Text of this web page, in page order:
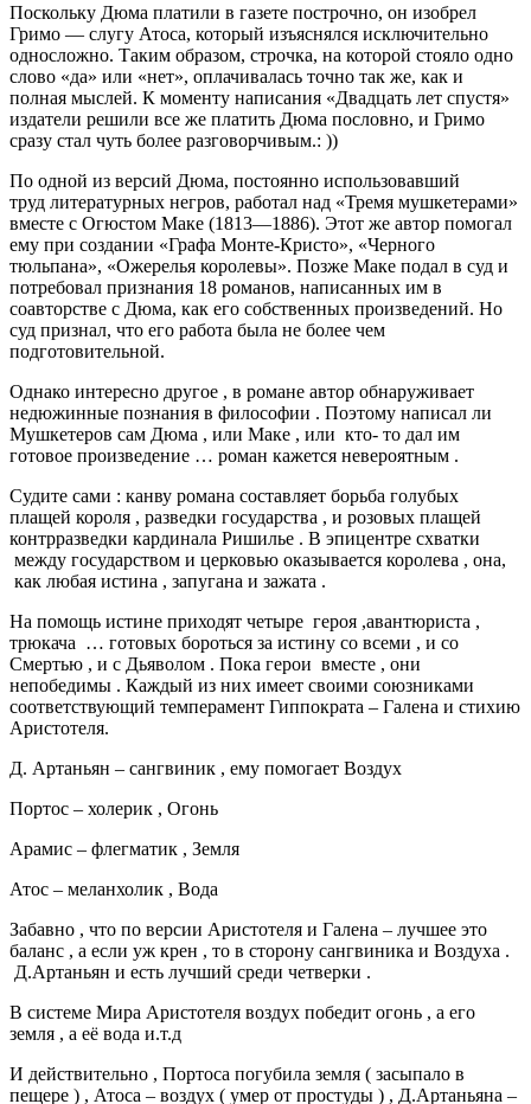
Поскольку Дюма платили в газете построчно, он изобрел
Гримо — слугу Атоса, который изъяснялся исключительно
односложно. Таким образом, строчка, на которой стояло одно
слово «да» или «нет», оплачивалась точно так же, как и
полная мыслей. К моменту написания «Двадцать лет спустя»
издатели решили все же платить Дюма пословно, и Гримо
сразу стал чуть более разговорчивым.: ))
По одной из версий Дюма, постоянно использовавший
труд литературных негров, работал над «Тремя мушкетерами»
вместе с Огюстом Маке (1813—1886). Этот же автор помогал
ему при создании «Графа Монте-Кристо», «Черного
тюльпана», «Ожерелья королевы». Позже Маке подал в суд и
потребовал признания 18 романов, написанных им в
соавторстве с Дюма, как его собственных произведений. Но
суд признал, что его работа была не более чем
подготовительной.
Однако интересно другое , в романе автор обнаруживает
недюжинные познания в философии . Поэтому написал ли
Мушкетеров сам Дюма , или Маке , или кто- то дал им
готовое произведение … роман кажется невероятным .
Судите сами : канву романа составляет борьба голубых
плащей короля , разведки государства , и розовых плащей
контрразведки кардинала Ришилье . В эпицентре схватки
между государством и церковью оказывается королева , она,
как любая истина , запугана и зажата .
На помощь истине приходят четыре героя ,авантюриста ,
трюкача … готовых бороться за истину со всеми , и со
Смертью , и с Дьяволом . Пока герои вместе , они
непобедимы . Каждый из них имеет своими союзниками
соответствующий темперамент Гиппократа – Галена и стихию
Аристотеля.
Д. Артаньян – сангвиник , ему помогает Воздух
Портос – холерик , Огонь
Арамис – флегматик , Земля
Атос – меланхолик , Вода
Забавно , что по версии Аристотеля и Галена – лучшее это
баланс , а если уж крен , то в сторону сангвиника и Воздуха .
Д.Артаньян и есть лучший среди четверки .
В системе Мира Аристотеля воздух победит огонь , а его
земля , а её вода и.т.д
И действительно , Портоса погубила земля ( засыпало в
пещере ) , Атоса – воздух ( умер от простуды ) , Д.Артаньяна –